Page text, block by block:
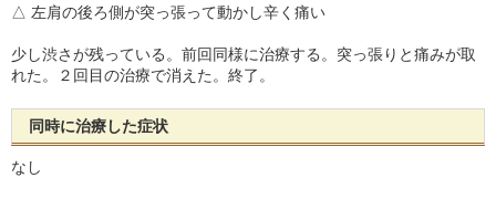
△ 左肩の後ろ側が突っ張って動かし辛く痛い
少し渋さが残っている。前回同様に治療する。突っ張りと痛みが取
れた。２回目の治療で消えた。終了。
同時に治療した症状
なし